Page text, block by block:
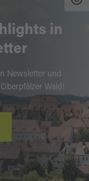
in
Newsletter und
Wald!